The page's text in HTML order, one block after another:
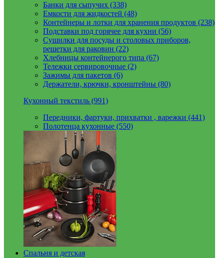
Банки для сыпучих (338)
Емкости для жидкостей (48)
Контейнеры и лотки для хранения продуктов (238)
Подставки под горячее для кухни (56)
Сушилки для посуды и столовых приборов,
решетки для раковин (22)
Хлебницы контейнерого типа (67)
Тележки сервировочные (2)
Зажимы для пакетов (6)
Держатели, крючки, кронштейны (80)
Кухонный текстиль (991)
Передники, фартуки, прихватки , варежки (441)
Полотенца кухонные (550)
Спальня и детская